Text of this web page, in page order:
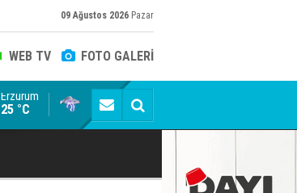
09 Ağustos 2026 Pazar
WEB TV FOTO GALERİ
ADALET BAKANI AKIN GÜRLEK'E AÇIK İHBAR!
Erzurum
25 °C